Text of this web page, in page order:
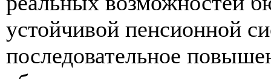
устойчивой пенсионной
последовательное